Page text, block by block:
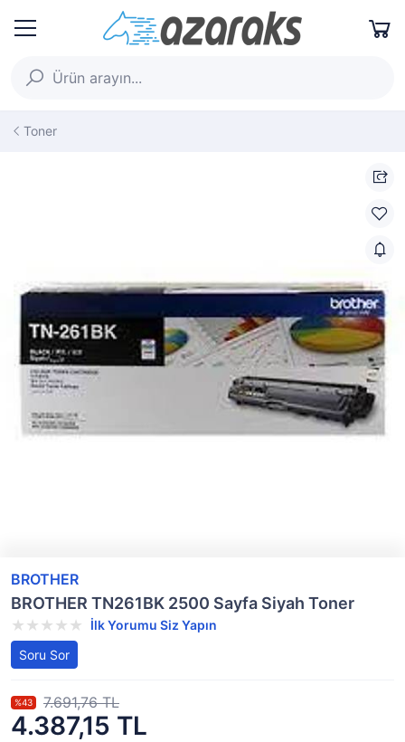
Toner
BROTHER
BROTHER TN261BK 2500 Sayfa Siyah Toner
İlk Yorumu Siz Yapın
Soru Sor
4.387,15 TL
%43 7.691,76 TL